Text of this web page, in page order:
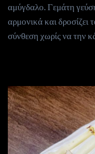
αμύγδαλο. Γεμάτη
αρμονικά και δροσίζει
σύνθεση χωρίς να την